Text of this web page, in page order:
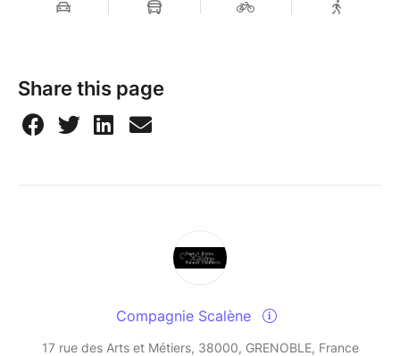
Share this page
Compagnie Scalène
17 rue des Arts et Métiers, 38000, GRENOBLE, France